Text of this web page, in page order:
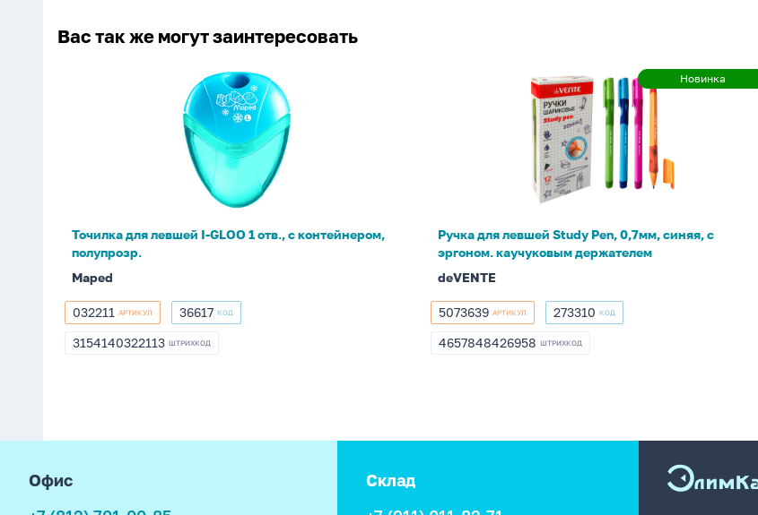
Вас так же могут заинтересовать
контейнером,
полупрозр.
Точилка для левшей I-GLOO 1 отв., с контейнером,
полупрозр.
Maped
032211
032211 АРТИКУЛ 36617
36617 КОД
3154140322113
3154140322113 ШТРИХКОД
эргоном.
каучуковым
держателем
Новинка
Новинка
Ручка для левшей Study Pen, 0,7мм, синяя, с
эргоном. каучуковым держателем
deVENTE
5073639
5073639 АРТИКУЛ 273310
273310 КОД
4657848426958
4657848426958 ШТРИХКОД
Офис
Склад